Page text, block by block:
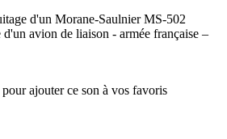
d'un Morane-Saulnier MS-502
avion de liaison - armée française –